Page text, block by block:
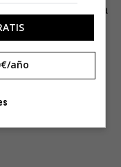
ellos para su gira
año